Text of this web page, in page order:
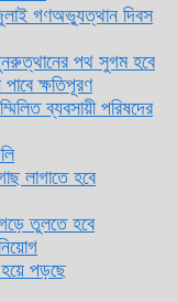
গণঅভ্যুত্থান দিবস
পথ সুগম হবে
ক্ষতিপূরণ
ব্যবসায়ী পরিষদের
লাগাতে হবে
গড়ে তুলতে হবে
হয়ে পড়ছে